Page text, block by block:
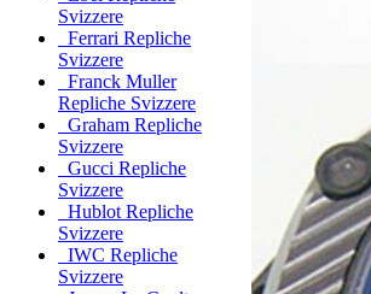
Svizzere
Ferrari Repliche
Svizzere
Franck Muller
Repliche Svizzere
Graham Repliche
Svizzere
Gucci Repliche
Svizzere
Hublot Repliche
Svizzere
IWC Repliche
Svizzere